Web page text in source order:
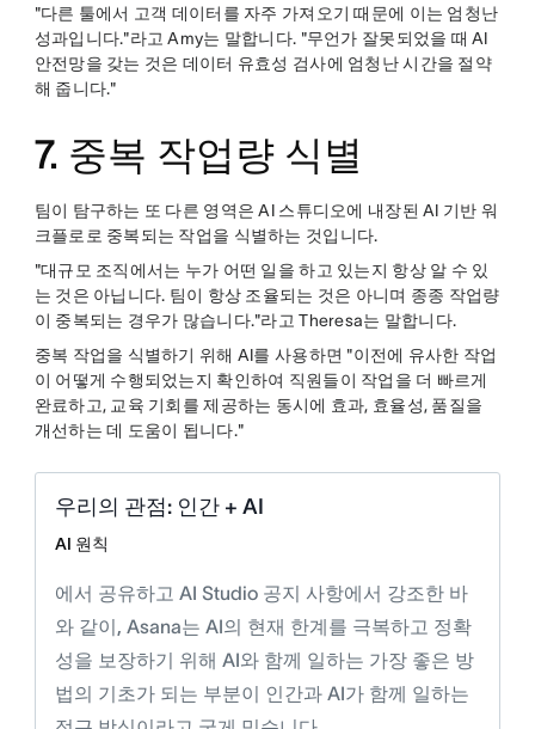
"다른 툴에서 고객 데이터를 자주 가져오기 때문에 이는 엄청난
성과입니다."라고 Amy는 말합니다. "무언가 잘못되었을 때 AI
안전망을 갖는 것은 데이터 유효성 검사에 엄청난 시간을 절약
해 줍니다."
7. 중복 작업량 식별
팀이 탐구하는 또 다른 영역은 AI 스튜디오에 내장된 AI 기반 워
크플로로 중복되는 작업을 식별하는 것입니다.
"대규모 조직에서는 누가 어떤 일을 하고 있는지 항상 알 수 있
는 것은 아닙니다. 팀이 항상 조율되는 것은 아니며 종종 작업량
이 중복되는 경우가 많습니다."라고 Theresa는 말합니다.
중복 작업을 식별하기 위해 AI를 사용하면 "이전에 유사한 작업
이 어떻게 수행되었는지 확인하여 직원들이 작업을 더 빠르게
완료하고, 교육 기회를 제공하는 동시에 효과, 효율성, 품질을
개선하는 데 도움이 됩니다."
우리의 관점: 인간 + AI
AI 원칙
에서 공유하고 AI Studio 공지 사항에서 강조한 바
와 같이, Asana는 AI의 현재 한계를 극복하고 정확
성을 보장하기 위해 AI와 함께 일하는 가장 좋은 방
법의 기초가 되는 부분이 인간과 AI가 함께 일하는